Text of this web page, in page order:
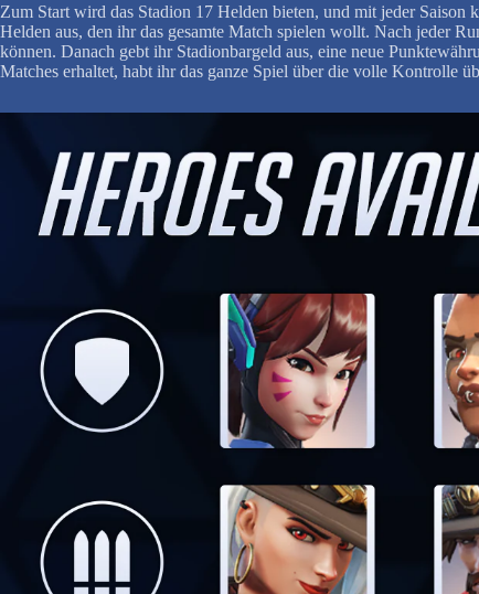
Zum Start wird das Stadion 17 Helden bieten, und mit jeder
Helden aus, den ihr das gesamte Match spielen wollt. Nach jeder
können. Danach gebt ihr Stadionbargeld aus, eine neue
Matches erhaltet, habt ihr das ganze Spiel über die volle Kontrolle